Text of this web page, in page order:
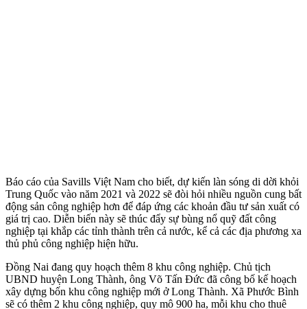
Báo cáo của Savills Việt Nam cho biết, dự kiến làn sóng di dời khỏi
Trung Quốc vào năm 2021 và 2022 sẽ đòi hỏi nhiều nguồn cung bất
động sản công nghiệp hơn để đáp ứng các khoản đầu tư sản xuất có
giá trị cao. Diễn biến này sẽ thúc đẩy sự bùng nổ quỹ đất công
nghiệp tại khắp các tỉnh thành trên cả nước, kể cả các địa phương xa
thủ phủ công nghiệp hiện hữu.
Đồng Nai đang quy hoạch thêm 8 khu công nghiệp. Chủ tịch
UBND huyện Long Thành, ông Võ Tấn Đức đã công bố kế hoạch
xây dựng bốn khu công nghiệp mới ở Long Thành. Xã Phước Bình
sẽ có thêm 2 khu công nghiệp, quy mô 900 ha, mỗi khu cho thuê